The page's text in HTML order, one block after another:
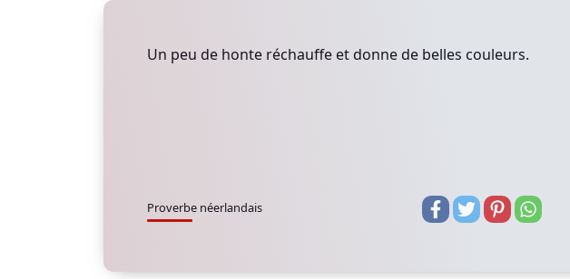
Un peu de honte réchauffe et donne de belles couleurs.
Proverbe néerlandais